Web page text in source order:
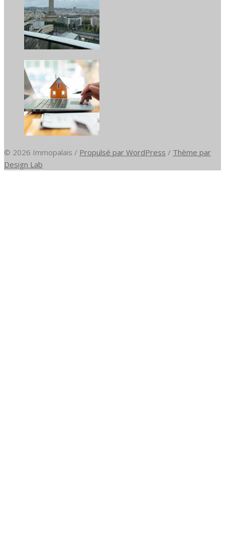
© 2026 Immopalais / Propulsé par WordPress / Thème par
Design Lab